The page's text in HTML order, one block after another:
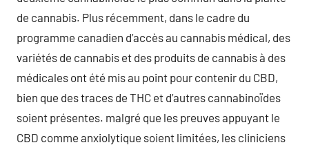
de cannabis. Plus récemment, dans le cadre du
programme canadien d’accès au cannabis médical, des
variétés de cannabis et des produits de cannabis à des
médicales ont été mis au point pour contenir du CBD,
bien que des traces de THC et d’autres cannabinoïdes
soient présentes. malgré que les preuves appuyant le
CBD comme anxiolytique soient limitées, les cliniciens